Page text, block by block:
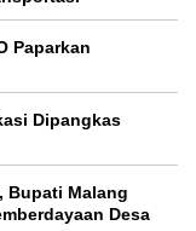
Paparkan
Dipangkas
Bupati Malang
Desa